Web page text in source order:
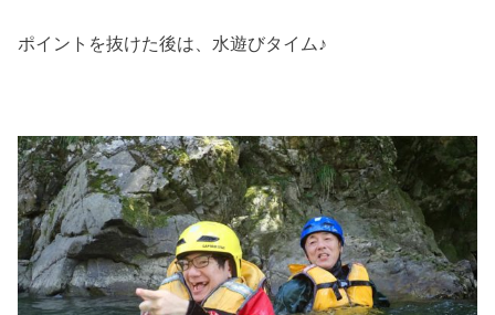
ポイントを抜けた後は、水遊びタイム♪